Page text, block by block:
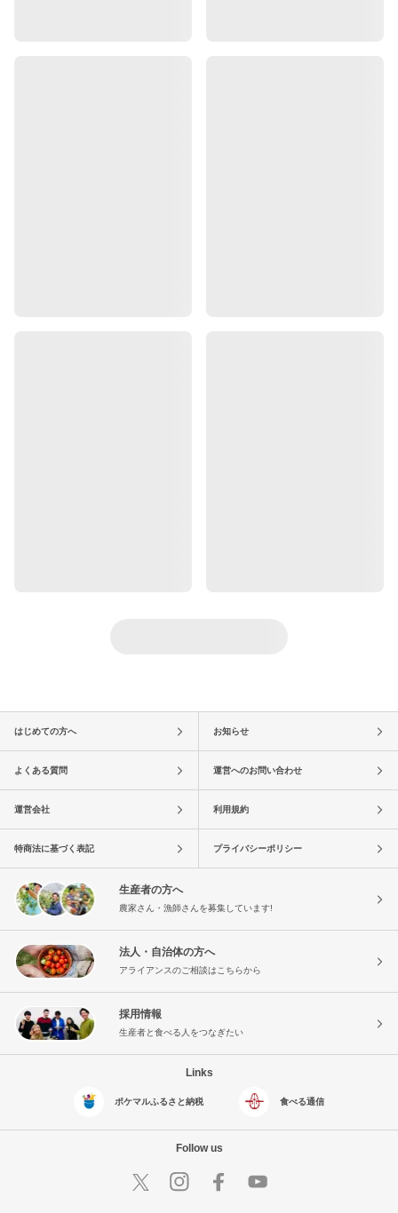
はじめての方へ お知らせ
よくある質問 運営へのお問い合わせ
運営会社 利用規約
特商法に基づく表記 プライバシーポリシー
生産者の方へ
農家さん・漁師さんを募集しています!
法人・自治体の方へ
アライアンスのご相談はこちらから
採用情報
生産者と食べる人をつなぎたい
Links
ポケマルふるさと納税 食べる通信
Follow us